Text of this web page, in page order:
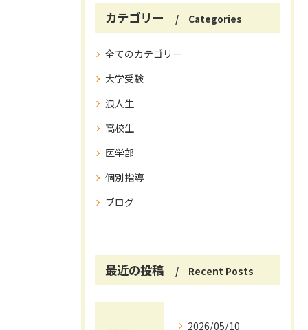
カテゴリー Categories
全てのカテゴリー
大学受験
浪人生
高校生
医学部
個別指導
ブログ
最近の投稿 Recent Posts
2026/05/10